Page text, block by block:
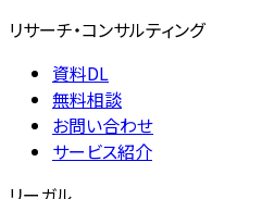
リサーチ・コンサルティング
資料DL
無料相談
お問い合わせ
サービス紹介